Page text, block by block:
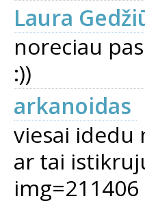
Laura
noreciau
:))
arkanoidas
viesai idedu
ar tai
img=211406